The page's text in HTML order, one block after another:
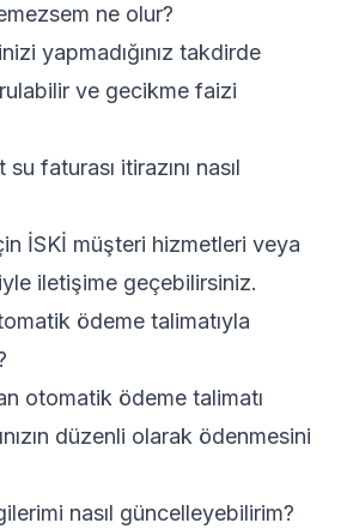
ne olur?
yapmadığınız takdirde
ve gecikme faizi
faturası itirazını nasıl
İSKİ müşteri hizmetleri veya
iletişime geçebilirsiniz.
ödeme talimatıyla
otomatik ödeme talimatı
düzenli olarak ödenmesini
nasıl güncelleyebilirim?